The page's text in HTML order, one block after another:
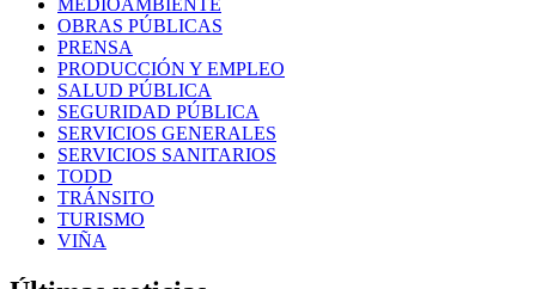
MEDIOAMBIENTE
OBRAS PÚBLICAS
PRENSA
PRODUCCIÓN Y EMPLEO
SALUD PÚBLICA
SEGURIDAD PÚBLICA
SERVICIOS GENERALES
SERVICIOS SANITARIOS
TODD
TRÁNSITO
TURISMO
VIÑA